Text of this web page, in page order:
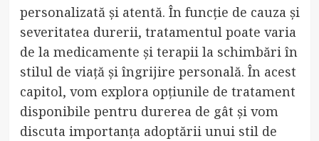
personalizată și atentă. În funcție de cauza și
severitatea durerii, tratamentul poate varia
de la medicamente și terapii la schimbări în
stilul de viață și îngrijire personală. În acest
capitol, vom explora opțiunile de tratament
disponibile pentru durerea de gât și vom
discuta importanța adoptării unui stil de